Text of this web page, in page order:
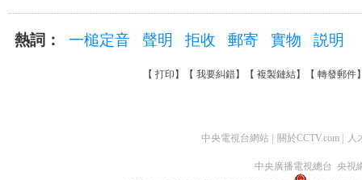
熱詞： 一槌定音 聲明 拒收 郵寄 實物 説明
【 打印 】【 我要糾錯】【 複製鏈結】【 轉發郵件
中央電視台網站 關於CCTV.com 人
中央廣播電視總台 央視